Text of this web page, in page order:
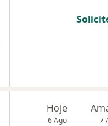
Hoje
6 Ago 7